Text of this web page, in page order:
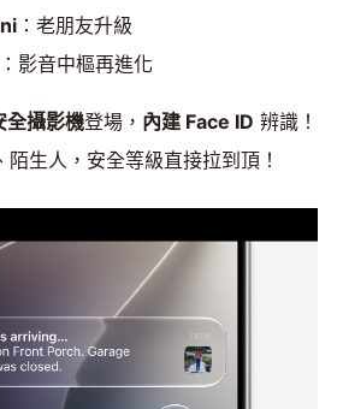
：老朋友升級
：影音中樞再進化
攝影機登場， 內建 Face ID 辨識！
生人，安全等級直接拉到頂！